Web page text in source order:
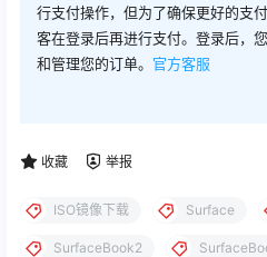
行支付操作，但为了确保更好的支
客在登录后再进行支付。登录后，
和管理您的订单。 官方客服
收藏 举报
ISO镜像下载 Surface
SurfaceBook2